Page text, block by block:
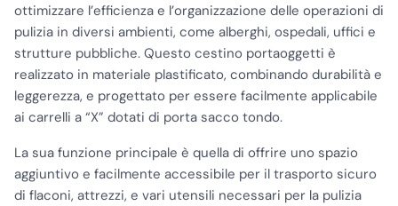
ottimizzare l’efficienza e l’organizzazione delle operazioni di
pulizia in diversi ambienti, come alberghi, ospedali, uffici e
strutture pubbliche. Questo cestino portaoggetti è
realizzato in materiale plastificato, combinando durabilità e
leggerezza, e progettato per essere facilmente applicabile
ai carrelli a “X” dotati di porta sacco tondo.
La sua funzione principale è quella di offrire uno spazio
aggiuntivo e facilmente accessibile per il trasporto sicuro
di flaconi, attrezzi, e vari utensili necessari per la pulizia